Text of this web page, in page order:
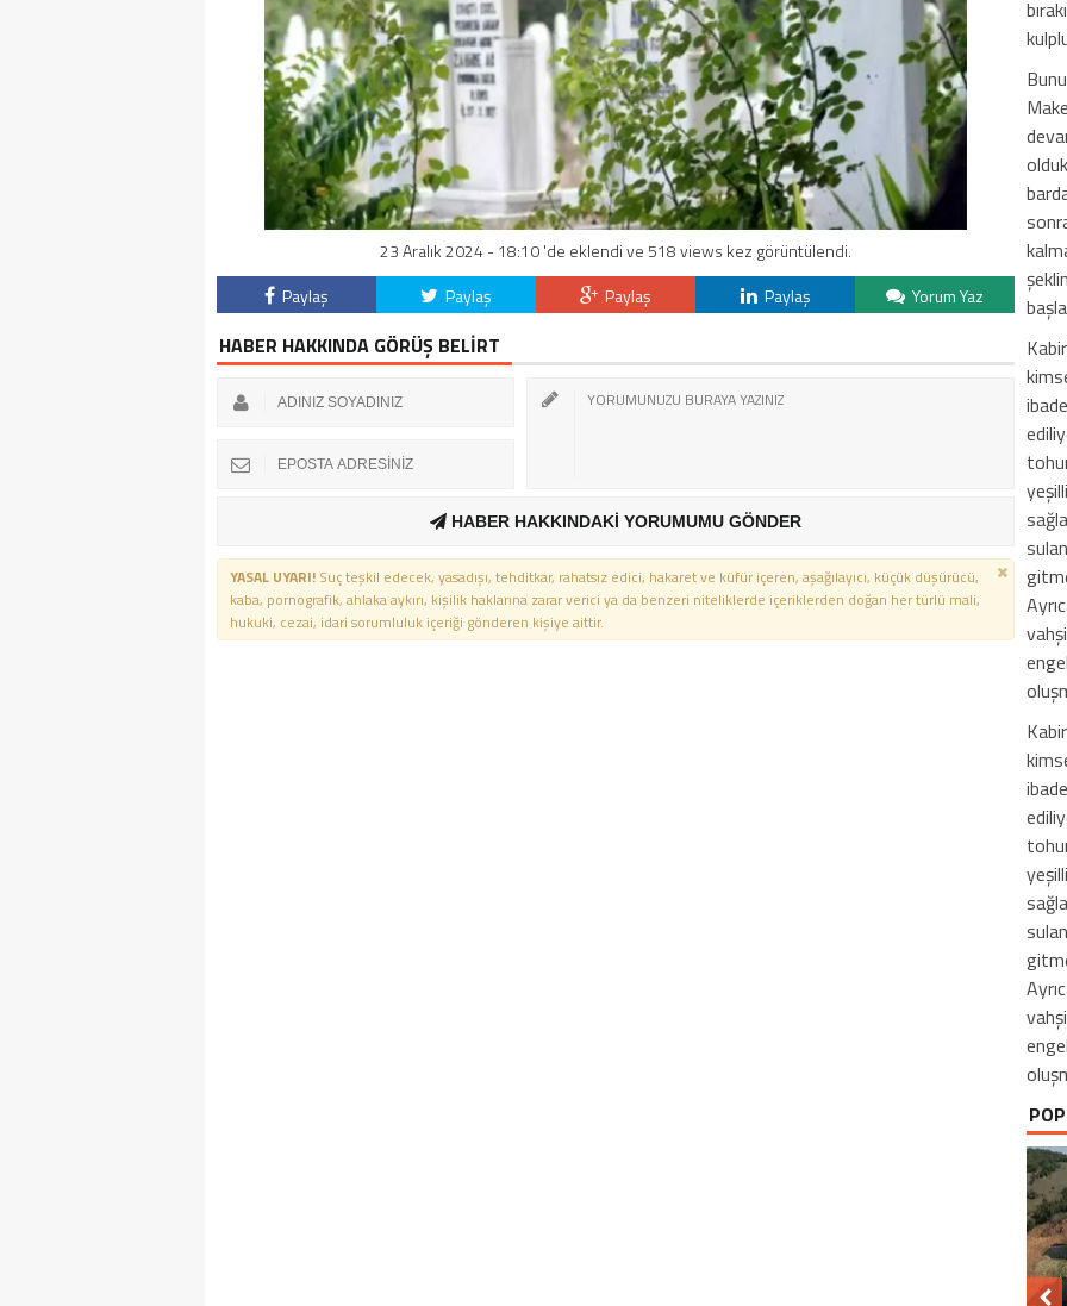
23 Aralık 2024 - 18:10 'de eklendi ve 518 views kez görüntülendi.
Paylaş
Paylaş Paylaş Paylaş Yorum Yaz
HABER HAKKINDA GÖRÜŞ BELİRT
HABER HAKKINDAKİ YORUMUMU GÖNDER
YASAL UYARI! Suç teşkil edecek, yasadışı, tehditkar, rahatsız edici, hakaret ve küfür içeren, aşağılayıcı, küçük düşürücü,
kaba, pornografik, ahlaka aykırı, kişilik haklarına zarar verici ya da benzeri niteliklerde içeriklerden doğan her türlü mali,
hukuki, cezai, idari sorumluluk içeriği gönderen kişiye aittir.